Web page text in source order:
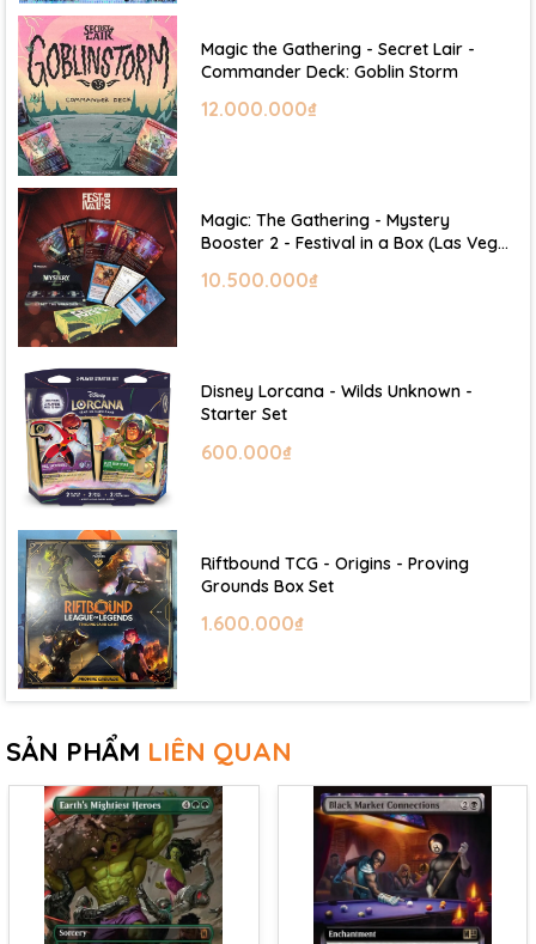
Magic the Gathering - Secret Lair -
Commander Deck: Goblin Storm
12.000.000₫
Magic: The Gathering - Mystery
Booster 2 - Festival in a Box (Las Vegas
10.500.000₫
Disney Lorcana - Wilds Unknown -
Starter Set
600.000₫
Riftbound TCG - Origins - Proving
Grounds Box Set
1.600.000₫
SẢN PHẨM LIÊN QUAN